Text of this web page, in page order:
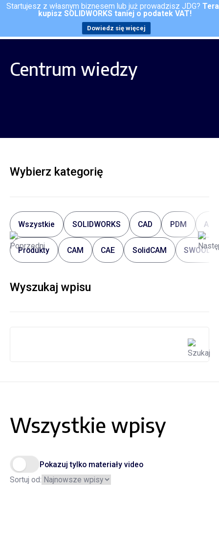
Startujesz z własnym biznesem lub już prowadzisz JDG?
kupisz SOLIDWORKS taniej o podatek VAT!
Dowiedz się więcej
Kontakt
Centrum wiedzy
Wybierz kategorię
Wszystkie SOLIDWORKS CAD PDM
Produkty CAM CAE SolidCAM SWOOD
Wyszukaj wpisu
Wszystkie wpisy
Pokazuj tylko materiały video
Sortuj od: